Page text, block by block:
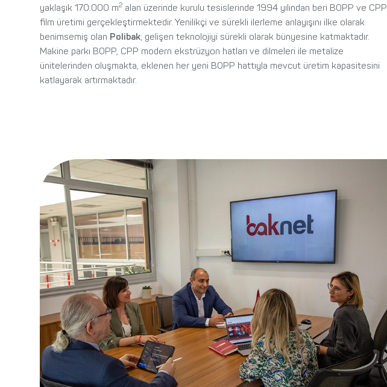
yaklaşık 170.000 m2 alan üzerinde kurulu tesislerinde 1994 yılından beri BOPP ve CPP
film üretimi gerçekleştirmektedir. Yenilikçi ve sürekli ilerleme anlayışını ilke olarak
benimsemiş olan Polibak; gelişen teknolojiyi sürekli olarak bünyesine katmaktadır.
Makine parkı BOPP, CPP modern ekstrüzyon hatları ve dilmeleri ile metalize
ünitelerinden oluşmakta, eklenen her yeni BOPP hattıyla mevcut üretim kapasitesini
katlayarak artırmaktadır.